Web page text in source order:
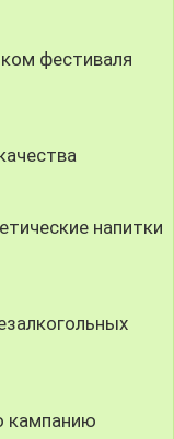
фестиваля
напитки
кампанию